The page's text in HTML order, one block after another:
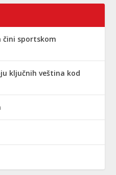
čini sportskom
ključnih veština kod